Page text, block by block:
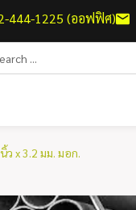
444-1225 (ออฟฟิศ)
x 3.2 มม. มอก.